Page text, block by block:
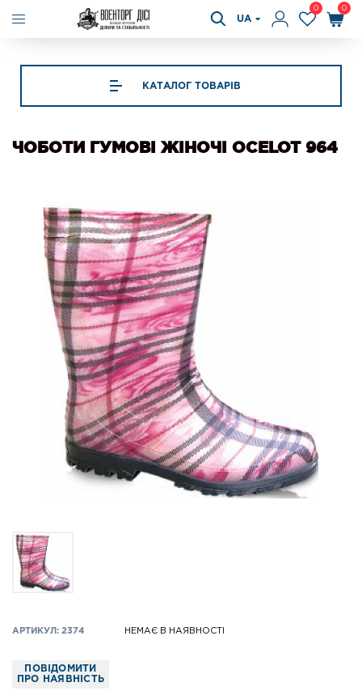
UA
0 0
КАТАЛОГ ТОВАРІВ
ЧОБОТИ ГУМОВІ ЖІНОЧІ OCELOT 964
АРТИКУЛ: 2374 НЕМАЄ В НАЯВНОСТІ
ПОВІДОМИТИ
ПРО НАЯВНІСТЬ